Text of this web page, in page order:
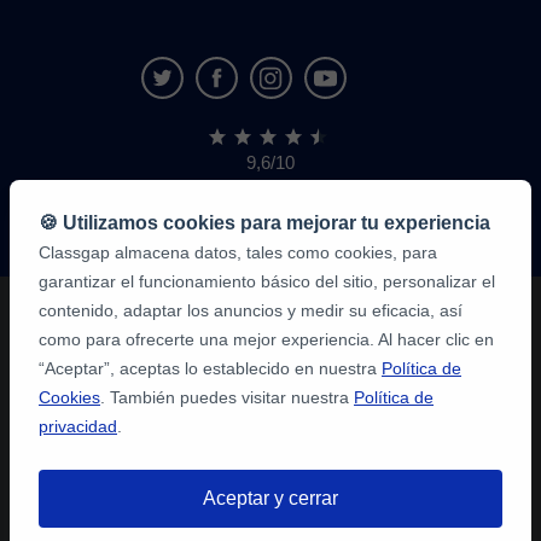
9,6/10
1.339.284
de
alumnos
🍪 Utilizamos cookies para mejorar tu experiencia
Classgap almacena datos, tales como cookies, para
garantizar el funcionamiento básico del sitio, personalizar el
contenido, adaptar los anuncios y medir su eficacia, así
como para ofrecerte una mejor experiencia. Al hacer clic en
“Aceptar”, aceptas lo establecido en nuestra Política de
Cookies . También puedes visitar nuestra Política de
privacidad
Aceptar y cerrar